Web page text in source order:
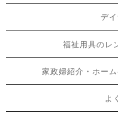
デ
福祉用具のレ
家政婦紹介・ホー
よ